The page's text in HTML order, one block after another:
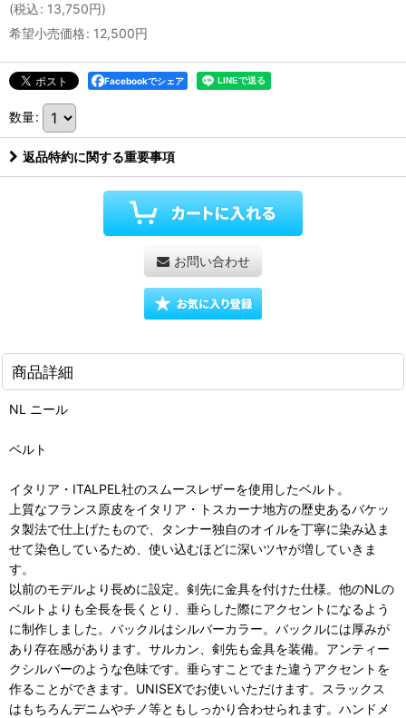
(税込: 13,750円)
希望小売価格: 12,500円
Facebookでシェア
数量:
返品特約に関する重要事項
お問い合わせ
商品詳細
NL ニール
ベルト
イタリア・ITALPEL社のスムースレザーを使用したベルト。
上質なフランス原皮をイタリア・トスカーナ地方の歴史あるバケッ
タ製法で仕上げたもので、タンナー独自のオイルを丁寧に染み込ま
せて染色しているため、使い込むほどに深いツヤが増していきま
す。
以前のモデルより長めに設定。剣先に金具を付けた仕様。他のNLの
ベルトよりも全長を長くとり、垂らした際にアクセントになるよう
に制作しました。バックルはシルバーカラー。バックルには厚みが
あり存在感があります。サルカン、剣先も金具を装備。アンティー
クシルバーのような色味です。垂らすことでまた違うアクセントを
作ることができます。UNISEXでお使いいただけます。スラックス
はもちろんデニムやチノ等ともしっかり合わせられます。ハンドメ